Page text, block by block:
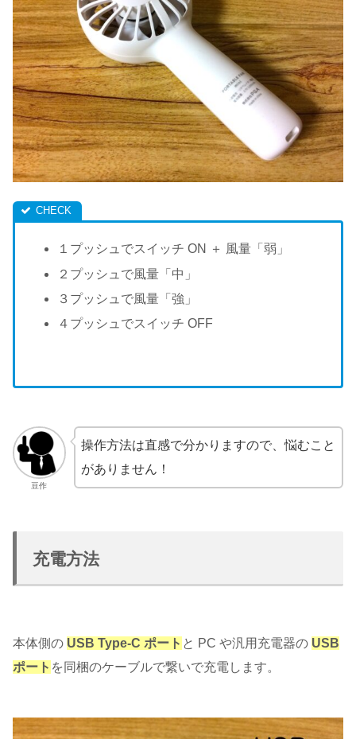
１プッシュでスイッチ ON ＋ 風量「弱」
２プッシュで風量「中」
３プッシュで風量「強」
４プッシュでスイッチ OFF
豆作
操作方法は直感で分かりますので、悩むこと
がありません！
充電方法
本体側の USB Type-C ポート と PC や汎用充電器の USB
ポート を同梱のケーブルで繋いで充電します。